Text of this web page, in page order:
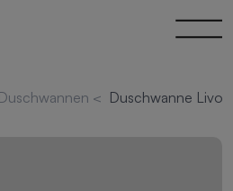
Duschwannen < Duschwanne Livo